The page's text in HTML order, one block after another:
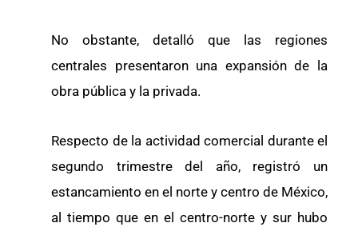
No obstante, detalló que las regiones
centrales presentaron una expansión de la
obra pública y la privada.
Respecto de la actividad comercial durante el
segundo trimestre del año, registró un
estancamiento en el norte y centro de México,
al tiempo que en el centro-norte y sur hubo